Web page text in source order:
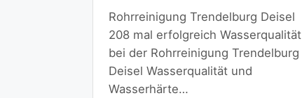
Rohrreinigung Trendelburg Deisel
208 mal erfolgreich Wasserqualität
bei der Rohrreinigung Trendelburg
Deisel Wasserqualität und
Wasserhärte…